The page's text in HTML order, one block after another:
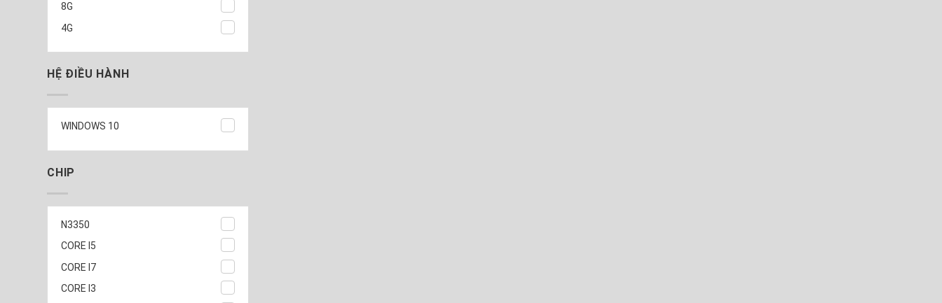
8G
4G
HỆ ĐIỀU HÀNH
WINDOWS 10
CHIP
N3350
CORE I5
CORE I7
CORE I3